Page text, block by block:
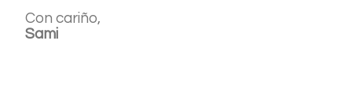
Con cariño,
Sami